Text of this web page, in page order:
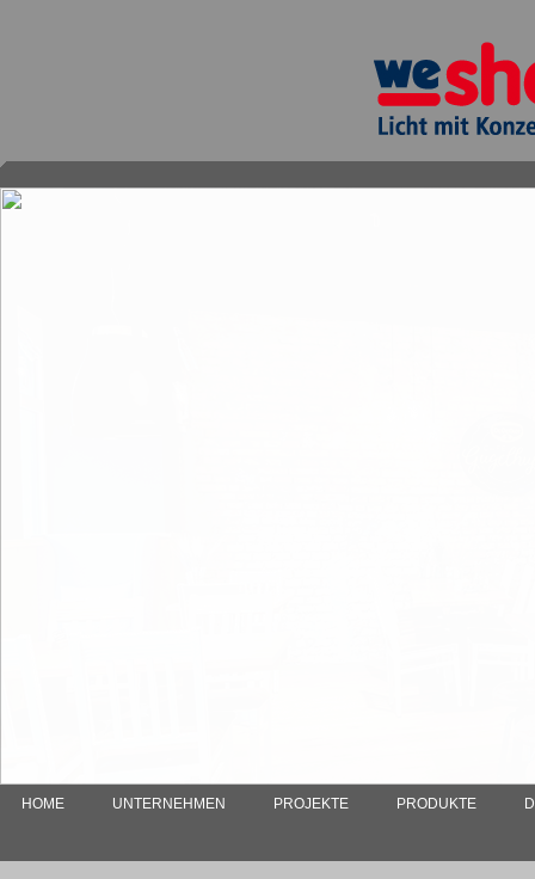
HOME UNTERNEHMEN PROJEKTE PRODUKTE